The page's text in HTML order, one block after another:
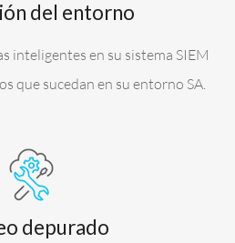
del entorno
inteligentes en su sistema SIEM
que sucedan en su entorno SA.
depurado